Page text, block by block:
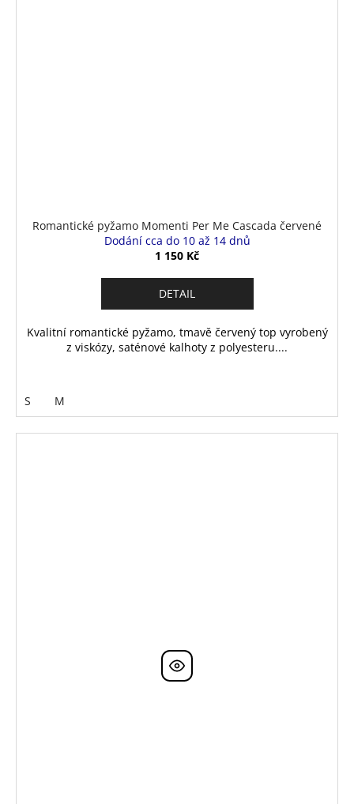
Romantické pyžamo Momenti Per Me Cascada červené
Dodání cca do 10 až 14 dnů
1 150 Kč
DETAIL
Kvalitní romantické pyžamo, tmavě červený top vyrobený
z viskózy, saténové kalhoty z polyesteru....
S M